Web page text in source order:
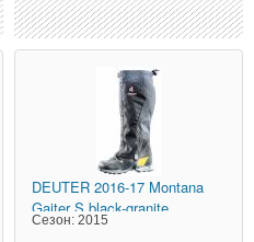
DEUTER 2016-17 Montana
Gaiter S black-granite
Сезон: 2015